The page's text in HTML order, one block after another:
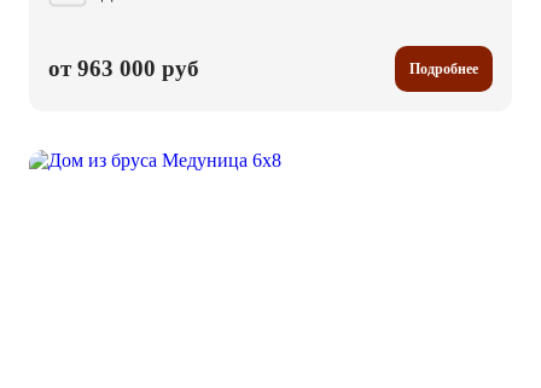
от 963 000 руб Подробнее